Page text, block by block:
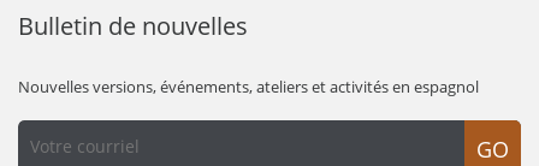
Bulletin de nouvelles
Nouvelles versions, événements, ateliers et activités en espagnol
GO